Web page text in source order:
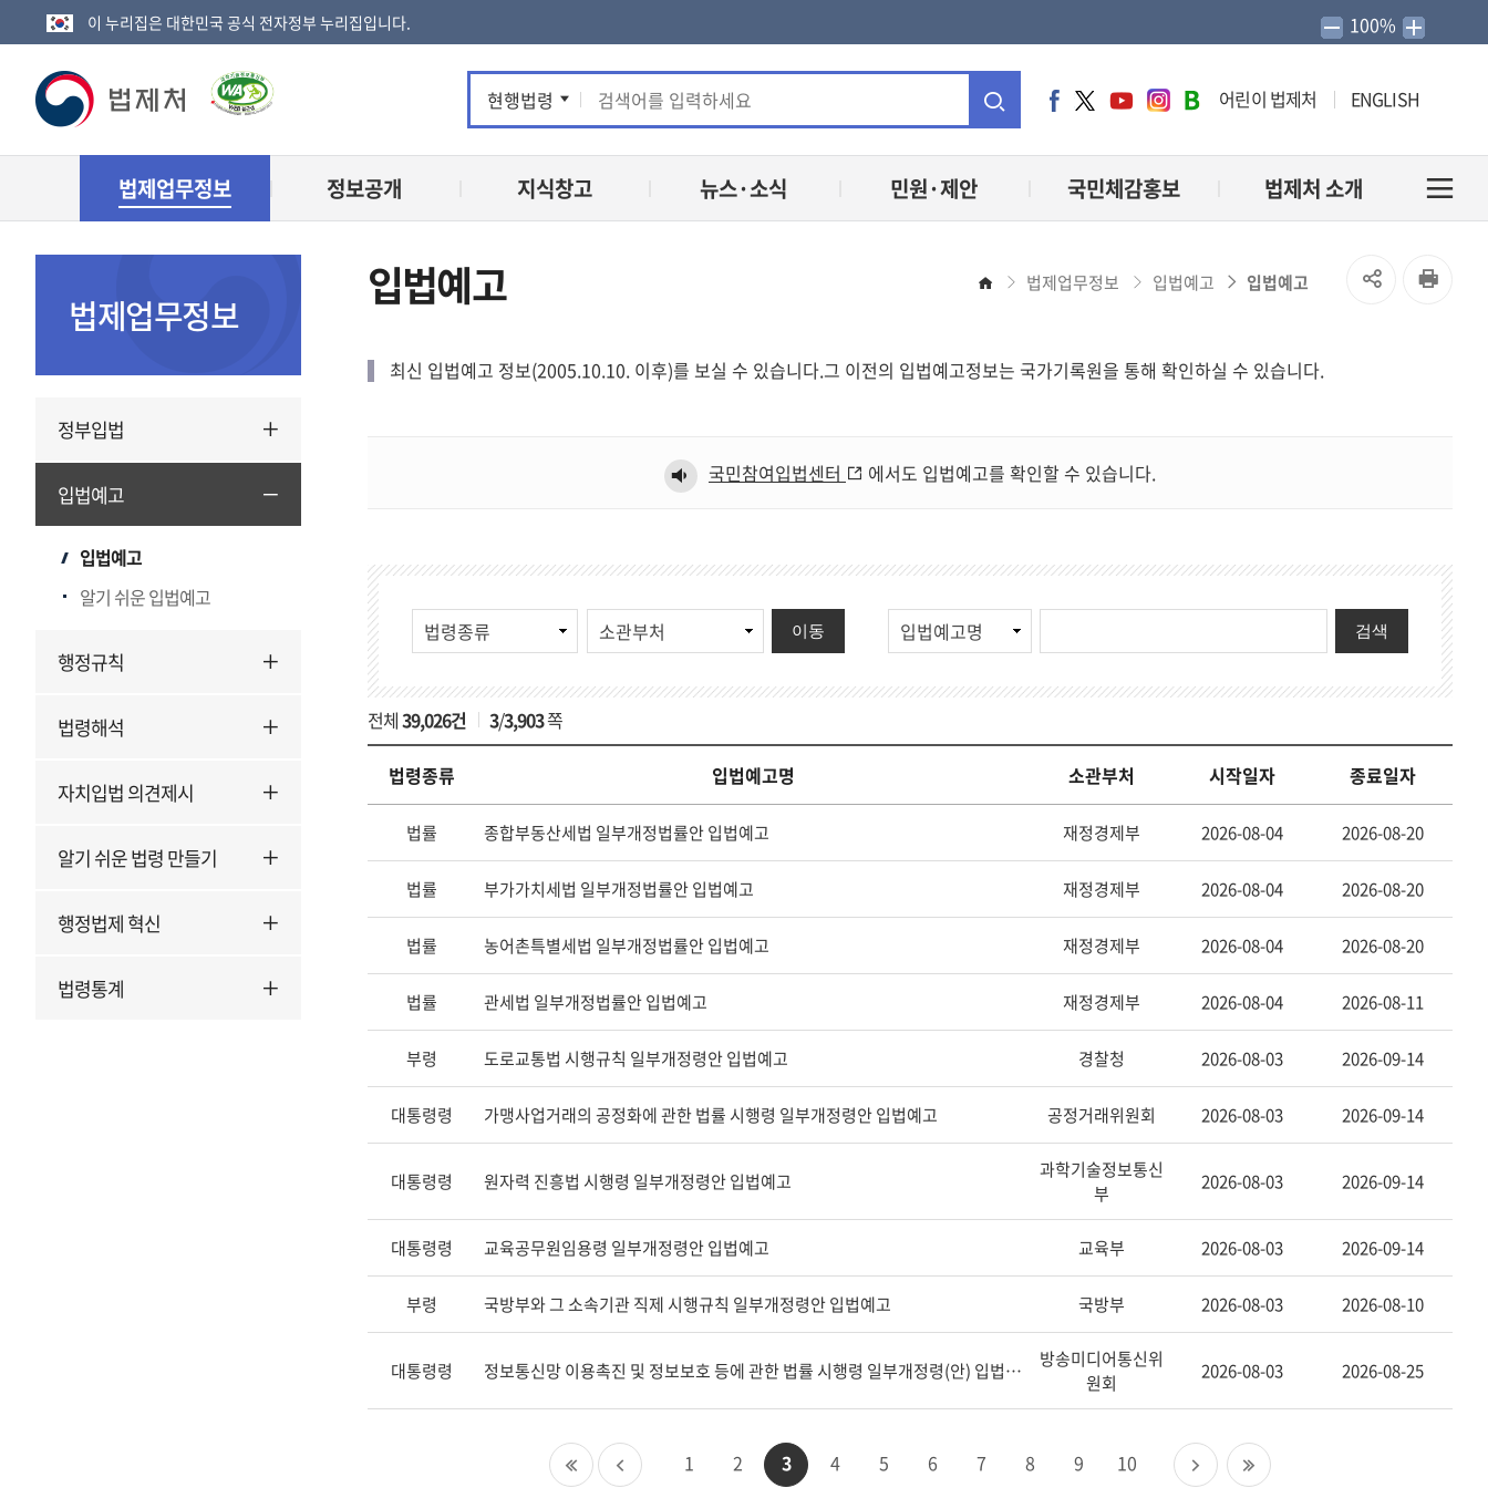
이 누리집은 대한민국 공식 전자정부 누리집입니다. 100%
법
제
로
통
합
검
현행법령
통
색
페
스
북
트
터
유
브
타
그
버
어린이 법제처 ENGLISH
법제업무정보 정보공개 지식창고 뉴스·소식 민원·제안 국민체감홍보 법제처 소개
법제업무정보
정부입법
입법예고
입법예고
알기 쉬운 입법예고
행정규칙
법령해석
자치입법 의견제시
알기 쉬운 법령 만들기
행정법제 혁신
법령통계
입법예고 홈 법제업무정보 입법예고 입법예고
최신 입법예고 정보(2005.10.10. 이후)를 보실 수 있습니다.그 이전의 입법예고정보는 국가기록원을 통해 확인하실 수 있습니다.
SNS
인
국민참여입법센터 에서도 입법예고를 확인할 수 있습니다.
게
시
물
검
색
류
처
이동
목
검색
전체39,026건 3/3,903쪽
예
의
령
류,
법
고
관
처,
종
법령종류 입법예고명 소관부처 시작일자 종료일자
법률 종합부동산세법 일부개정법률안 입법예고 재정경제부 2026-08-04 2026-08-20
법률 부가가치세법 일부개정법률안 입법예고 재정경제부 2026-08-04 2026-08-20
법률 농어촌특별세법 일부개정법률안 입법예고 재정경제부 2026-08-04 2026-08-20
법률 관세법 일부개정법률안 입법예고 재정경제부 2026-08-04 2026-08-11
부령 도로교통법 시행규칙 일부개정령안 입법예고 경찰청 2026-08-03 2026-09-14
대통령령 가맹사업거래의 공정화에 관한 법률 시행령 일부개정령안 입법예고 공정거래위원회 2026-08-03 2026-09-14
대통령령 원자력 진흥법 시행령 일부개정령안 입법예고
과학기술정보통신
부
2026-08-03 2026-09-14
대통령령 교육공무원임용령 일부개정령안 입법예고 교육부 2026-08-03 2026-09-14
부령 국방부와 그 소속기관 직제 시행규칙 일부개정령안 입법예고 국방부 2026-08-03 2026-08-10
대통령령 정보통신망 이용촉진 및 정보보호 등에 관한 법률 시행령 일부개정령(안) 입법예고
방송미디어통신위
원회
2026-08-03 2026-08-25
첫
이
1 2 3 4 5 6 7 8 9 10
다
마